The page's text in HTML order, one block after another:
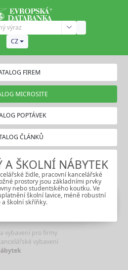
CZ
FIREM
MICROSITE
POPTÁVEK
ČLÁNKŮ
A ŠKOLNÍ NÁBYTEK
židle, pracovní kancelářské
prostory jsou základními prvky
nebo studentského koutku. Ve
školní lavice, méně robustní
a školní skříňky.
vybavení pro firmy
vybavení